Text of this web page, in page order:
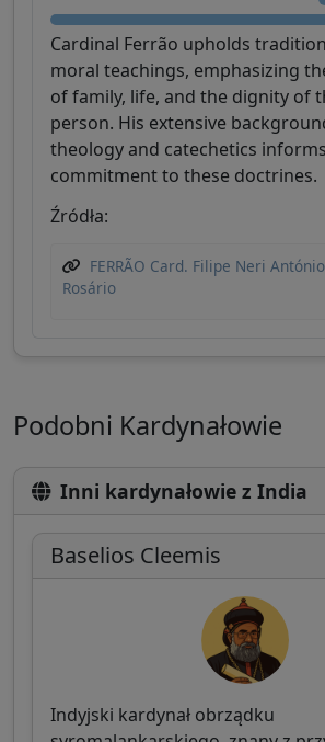
Cardinal Ferrão upholds
moral teachings, emphasizing
of family, life, and the dignity of
person. His extensive
theology and catechetics
commitment to these doctrines.
Źródła:
FERRÃO Card. Filipe Neri
Rosário
Podobni Kardynałowie
Inni kardynałowie z India
Baselios Cleemis
Indyjski kardynał obrządku